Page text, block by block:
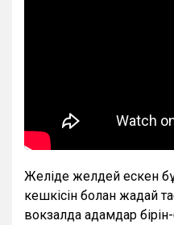
Желіде желдей ескен
кешкісін болған жағдай
вокзалда адамдар